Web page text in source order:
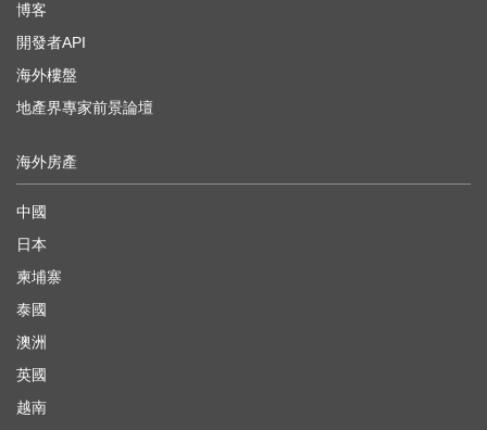
博客
開發者API
海外樓盤
地產界專家前景論壇
海外房產
中國
日本
柬埔寨
泰國
澳洲
英國
越南